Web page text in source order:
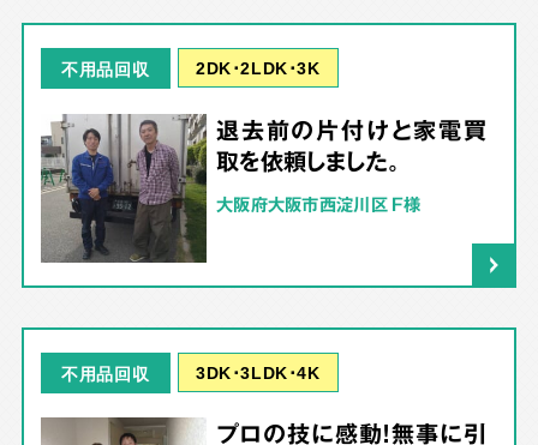
不用品回収 2DK･2LDK･3K
退去前の片付けと家電買
取を依頼しました。
大阪府大阪市西淀川区 F様
不用品回収 3DK･3LDK･4K
プロの技に感動！無事に引